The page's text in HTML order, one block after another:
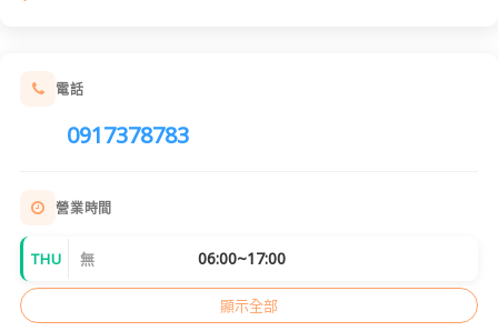
電話
0917378783
營業時間
THU 無 06:00~17:00
顯示全部